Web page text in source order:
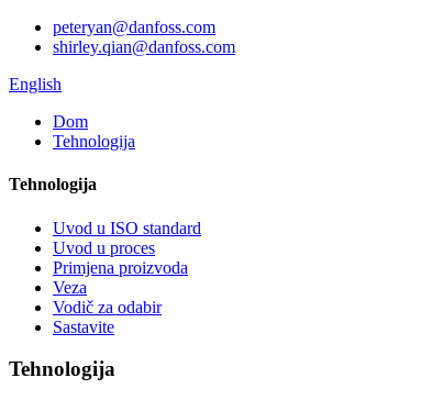
peteryan@danfoss.com
shirley.qian@danfoss.com
English
Dom
Tehnologija
Tehnologija
Uvod u ISO standard
Uvod u proces
Primjena proizvoda
Veza
Vodič za odabir
Sastavite
Tehnologija